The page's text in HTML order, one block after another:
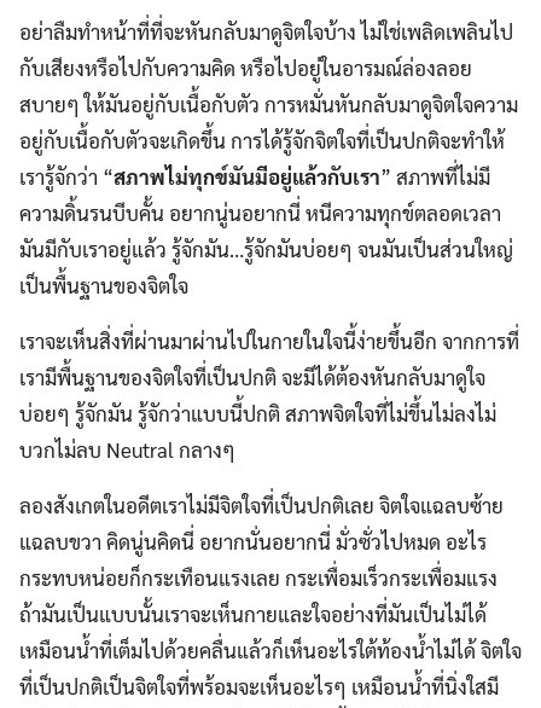
อย่าลืมทำหน้าที่ที่จะหันกลับมาดูจิตใจบ้าง ไม่ใช่เพลิดเพลินไป
กับเสียงหรือไปกับความคิด หรือไปอยู่ในอารมณ์ล่องลอย
สบายๆ ให้มันอยู่กับเนื้อกับตัว การหมั่นหันกลับมาดูจิตใจความ
อยู่กับเนื้อกับตัวจะเกิดขึ้น การได้รู้จักจิตใจที่เป็นปกติจะทำให้
เรารู้จักว่า “สภาพไม่ทุกข์มันมีอยู่แล้วกับเรา” สภาพที่ไม่มี
ความดิ้นรนบีบคั้น อยากนู่นอยากนี่ หนีความทุกข์ตลอดเวลา
มันมีกับเราอยู่แล้ว รู้จักมัน…รู้จักมันบ่อยๆ จนมันเป็นส่วนใหญ่
เป็นพื้นฐานของจิตใจ
เราจะเห็นสิ่งที่ผ่านมาผ่านไปในกายในใจนี้ง่ายขึ้นอีก จากการที่
เรามีพื้นฐานของจิตใจที่เป็นปกติ จะมีได้ต้องหันกลับมาดูใจ
บ่อยๆ รู้จักมัน รู้จักว่าแบบนี้ปกติ สภาพจิตใจที่ไม่ขึ้นไม่ลงไม่
บวกไม่ลบ Neutral กลางๆ
ลองสังเกตในอดีตเราไม่มีจิตใจที่เป็นปกติเลย จิตใจแฉลบซ้าย
แฉลบขวา คิดนู่นคิดนี่ อยากนั่นอยากนี่ มั่วซั่วไปหมด อะไร
กระทบหน่อยก็กระเทือนแรงเลย กระเพื่อมเร็วกระเพื่อมแรง
ถ้ามันเป็นแบบนั้นเราจะเห็นกายและใจอย่างที่มันเป็นไม่ได้
เหมือนน้ำที่เต็มไปด้วยคลื่นแล้วก็เห็นอะไรใต้ท้องน้ำไม่ได้ จิตใจ
ที่เป็นปกติเป็นจิตใจที่พร้อมจะเห็นอะไรๆ เหมือนน้ำที่นิ่งใสมี